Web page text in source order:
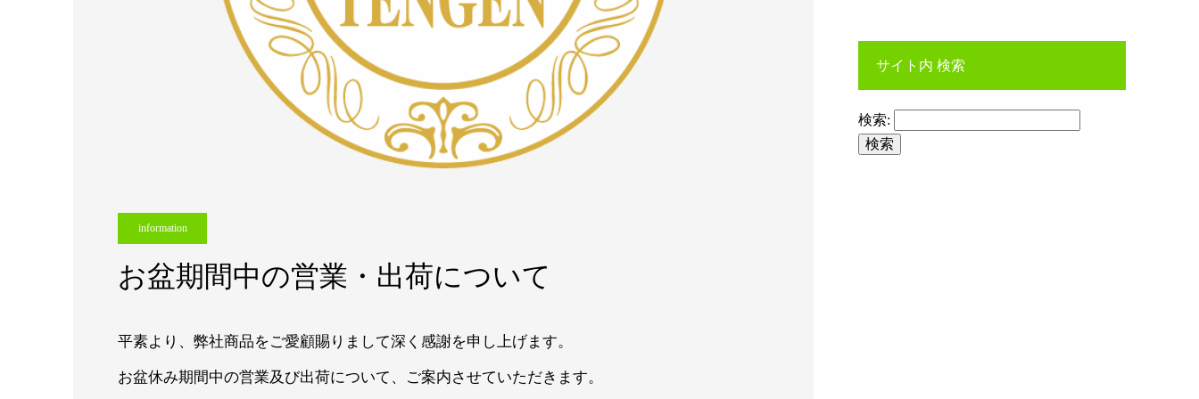
information
お盆期間中の営業・出荷について
平素より、弊社商品をご愛顧賜りまして深く感謝を申し上げます。
お盆休み期間中の営業及び出荷について、ご案内させていただきます。
サイト内 検索
検索: